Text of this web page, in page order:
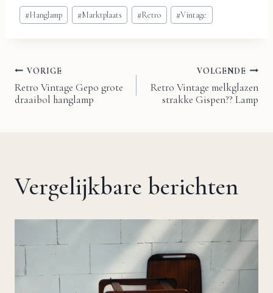
Bericht
tags:
#Hanglamp #Marktplaats #Retro #Vintage
Bericht
VORIGE
Retro Vintage Gepo grote
draaibol hanglamp
VOLGENDE
Retro Vintage melkglazen
strakke Gispen?? Lamp
Vergelijkbare berichten